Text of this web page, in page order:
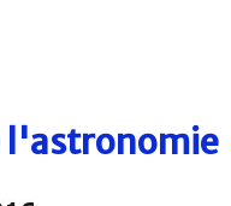
l'astronomie